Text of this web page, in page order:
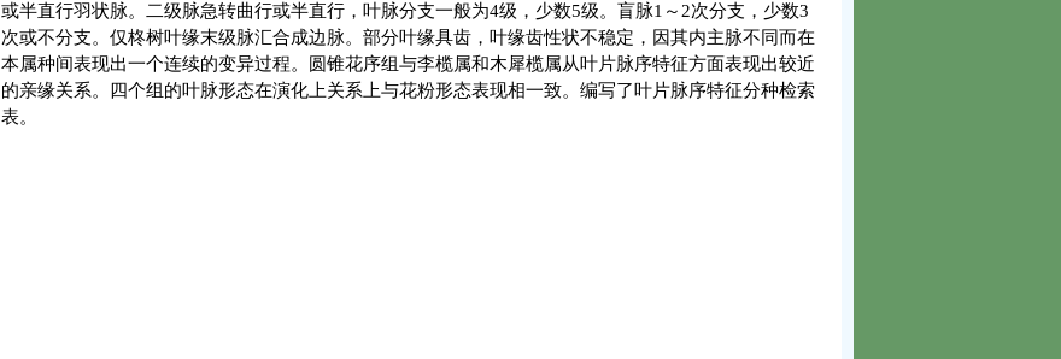
或半直行羽状脉。二级脉急转曲行或半直行，叶脉分支一般为4级，少数5级。盲脉1 ～ 2次分支，少数3
次或不分支。仅柊树叶缘末级脉汇合成边脉。部分叶缘具齿，叶缘齿性状不稳定，因其内主脉不同而在
本属种间表现出一个连续的变异过程。圆锥花序组与李榄属和木犀榄属从叶片脉序特征方面表现出较近
的亲缘关系。四个组的叶脉形态在演化上关系上与花粉形态表现相一致。编写了叶片脉序特征分种检索
表。